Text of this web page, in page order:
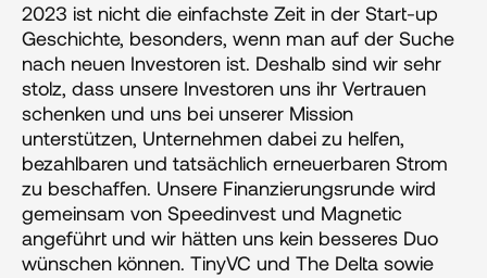
2023 ist nicht die einfachste Zeit in der Start-up
Geschichte, besonders, wenn man auf der Suche
nach neuen Investoren ist. Deshalb sind wir sehr
stolz, dass unsere Investoren uns ihr Vertrauen
schenken und uns bei unserer Mission
unterstützen, Unternehmen dabei zu helfen,
bezahlbaren und tatsächlich erneuerbaren Strom
zu beschaffen. Unsere Finanzierungsrunde wird
gemeinsam von Speedinvest und Magnetic
angeführt und wir hätten uns kein besseres Duo
wünschen können. TinyVC und The Delta sowie